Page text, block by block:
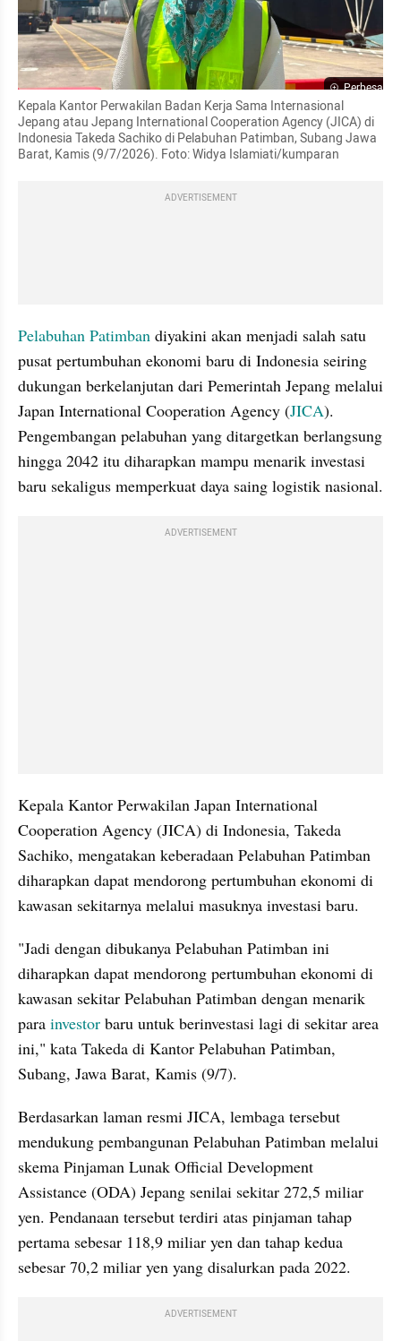
Perbesar
Kepala Kantor Perwakilan Badan Kerja Sama Internasional
Jepang atau Jepang International Cooperation Agency (JICA) di
Indonesia Takeda Sachiko di Pelabuhan Patimban, Subang Jawa
Barat, Kamis (9/7/2026). Foto: Widya Islamiati/kumparan
ADVERTISEMENT
Pelabuhan Patimban diyakini akan menjadi salah satu
pusat pertumbuhan ekonomi baru di Indonesia seiring
dukungan berkelanjutan dari Pemerintah Jepang melalui
Japan International Cooperation Agency (JICA).
Pengembangan pelabuhan yang ditargetkan berlangsung
hingga 2042 itu diharapkan mampu menarik investasi
baru sekaligus memperkuat daya saing logistik nasional.
ADVERTISEMENT
Kepala Kantor Perwakilan Japan International
Cooperation Agency (JICA) di Indonesia, Takeda
Sachiko, mengatakan keberadaan Pelabuhan Patimban
diharapkan dapat mendorong pertumbuhan ekonomi di
kawasan sekitarnya melalui masuknya investasi baru.
"Jadi dengan dibukanya Pelabuhan Patimban ini
diharapkan dapat mendorong pertumbuhan ekonomi di
kawasan sekitar Pelabuhan Patimban dengan menarik
para investor baru untuk berinvestasi lagi di sekitar area
ini," kata Takeda di Kantor Pelabuhan Patimban,
Subang, Jawa Barat, Kamis (9/7).
Berdasarkan laman resmi JICA, lembaga tersebut
mendukung pembangunan Pelabuhan Patimban melalui
skema Pinjaman Lunak Official Development
Assistance (ODA) Jepang senilai sekitar 272,5 miliar
yen. Pendanaan tersebut terdiri atas pinjaman tahap
pertama sebesar 118,9 miliar yen dan tahap kedua
sebesar 70,2 miliar yen yang disalurkan pada 2022.
ADVERTISEMENT